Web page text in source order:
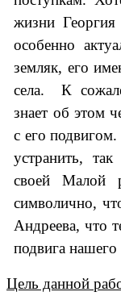
жизни
особенно
земляк, его
села. К
знает об этом
с его
устранить,
своей Малой
символично,
Андреева, что
подвига нашего
Цель данной